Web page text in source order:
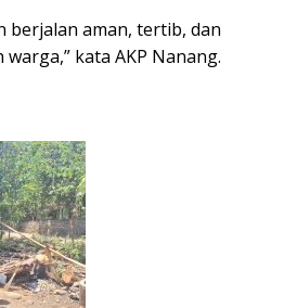
berjalan aman, tertib, dan
kata AKP Nanang.